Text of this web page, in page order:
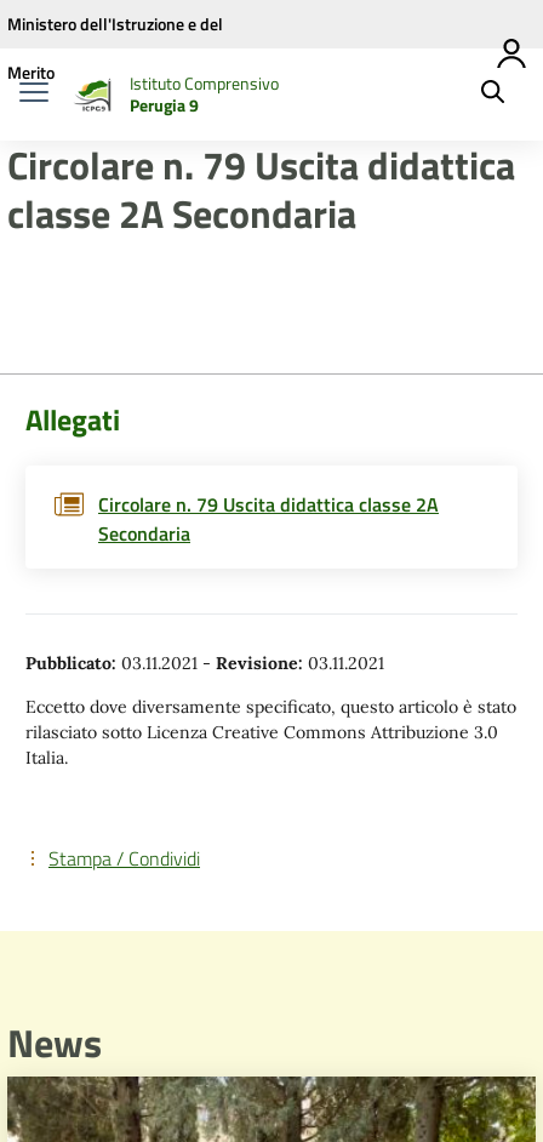
Vai ai contenuti
Vai al menu di navigazione
Vai al footer
Ministero dell'Istruzione e del
Merito
Istituto Comprensivo
Perugia 9
Circolare n. 79 Uscita didattica
classe 2A Secondaria
Allegati
Circolare n. 79 Uscita didattica classe 2A
Secondaria
Pubblicato: 03.11.2021 - Revisione: 03.11.2021
Eccetto dove diversamente specificato, questo articolo è stato
rilasciato sotto Licenza Creative Commons Attribuzione 3.0
Italia.
Stampa / Condividi
News